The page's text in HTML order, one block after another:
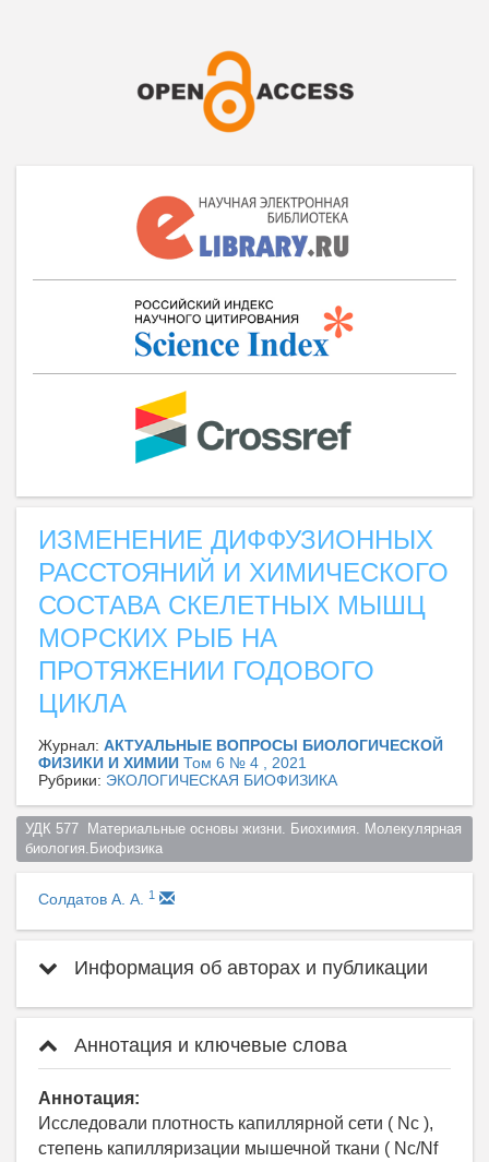
ИЗМЕНЕНИЕ ДИФФУЗИОННЫХ
РАССТОЯНИЙ И ХИМИЧЕСКОГО
СОСТАВА СКЕЛЕТНЫХ МЫШЦ
МОРСКИХ РЫБ НА
ПРОТЯЖЕНИИ ГОДОВОГО
ЦИКЛА
Журнал: АКТУАЛЬНЫЕ ВОПРОСЫ БИОЛОГИЧЕСКОЙ
ФИЗИКИ И ХИМИИ Том 6 № 4 , 2021
Рубрики: ЭКОЛОГИЧЕСКАЯ БИОФИЗИКА
УДК 577  Материальные основы жизни. Биохимия. Молекулярная
биология.Биофизика
Солдатов А. А. 1
Информация об авторах и публикации
Аннотация и ключевые слова
Аннотация:
Исследовали плотность капиллярной сети ( Nc ),
степень капилляризации мышечной ткани ( Nc/Nf